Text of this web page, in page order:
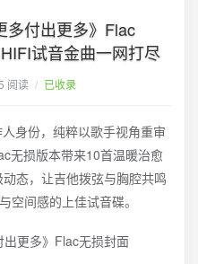
多付出更多》Flac
试音金曲一网打尽
阅读 / 已收录
身份，纯粹以歌手视角重审
无损版本带来10首温暖治愈
态，让吉他拨弦与胸腔共鸣
空间感的上佳试音碟。